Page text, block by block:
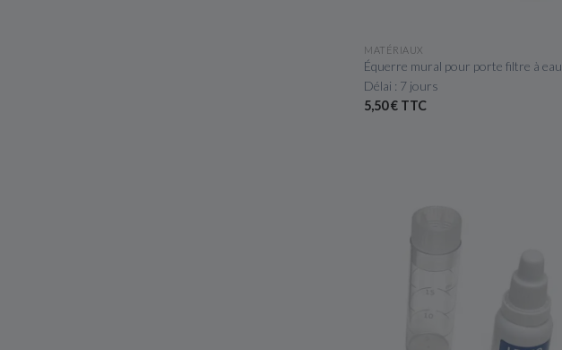
MATÉRIAUX
Équerre mural pour porte filtre à eau
Délai : 7 jours
5,50 € TTC